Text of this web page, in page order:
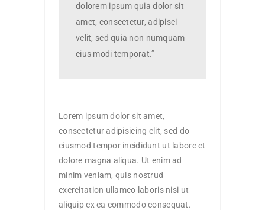
dolorem ipsum quia dolor sit
amet, consectetur, adipisci
velit, sed quia non numquam
eius modi temporat.”
Lorem ipsum dolor sit amet,
consectetur adipisicing elit, sed do
eiusmod tempor incididunt ut labore et
dolore magna aliqua. Ut enim ad
minim veniam, quis nostrud
exercitation ullamco laboris nisi ut
aliquip ex ea commodo consequat.